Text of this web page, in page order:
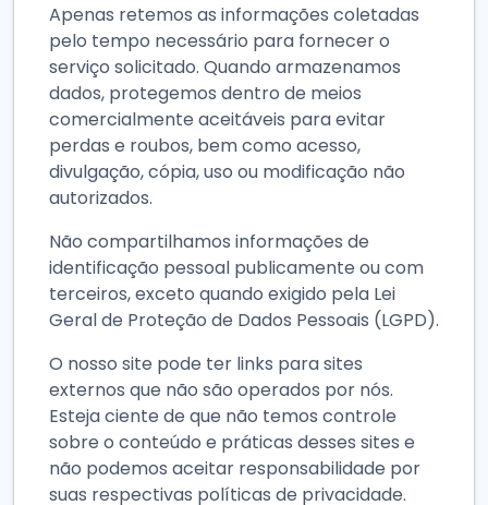
Apenas retemos as informações coletadas
pelo tempo necessário para fornecer o
serviço solicitado. Quando armazenamos
dados, protegemos dentro de meios
comercialmente aceitáveis para evitar
perdas e roubos, bem como acesso,
divulgação, cópia, uso ou modificação não
autorizados.
Não compartilhamos informações de
identificação pessoal publicamente ou com
terceiros, exceto quando exigido pela Lei
Geral de Proteção de Dados Pessoais (LGPD).
O nosso site pode ter links para sites
externos que não são operados por nós.
Esteja ciente de que não temos controle
sobre o conteúdo e práticas desses sites e
não podemos aceitar responsabilidade por
suas respectivas políticas de privacidade.